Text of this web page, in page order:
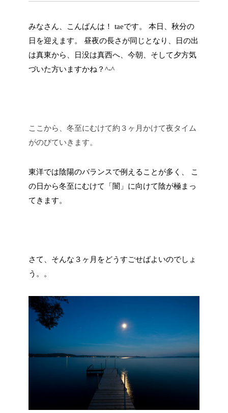
みなさん、こんばんは！ taeです。
本日、秋分の
日を迎えます。
昼夜の長さが同じとなり、日の出
は真東から、日没は真西へ、今朝、そして夕方気
づいた方いますかね？ ^-^
ここから、冬至にむけて約３ヶ月かけて夜タイム
がのびていきます。
東洋では陰陽のバランスで例えることが多く、
こ
の日から冬至にむけて「闇」に向けて陰が極まっ
てきます。
さて、そんな３ヶ月をどうすごせばよいのでしょ
う。。